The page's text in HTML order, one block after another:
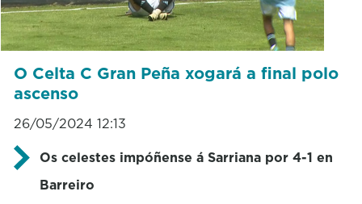
O Celta C Gran Peña xogará a final polo
ascenso
26/05/2024 12:13
Os celestes impóñense á Sarriana por 4-1 en
Barreiro